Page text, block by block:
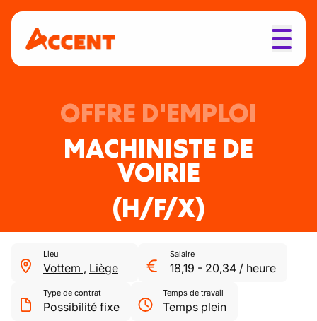
OFFRE D'EMPLOI
MACHINISTE DE
VOIRIE
(H/F/X)
Lieu
Vottem , Liège
Salaire
18,19 - 20,34 / heure
Type de contrat
Possibilité fixe
Temps de travail
Temps plein